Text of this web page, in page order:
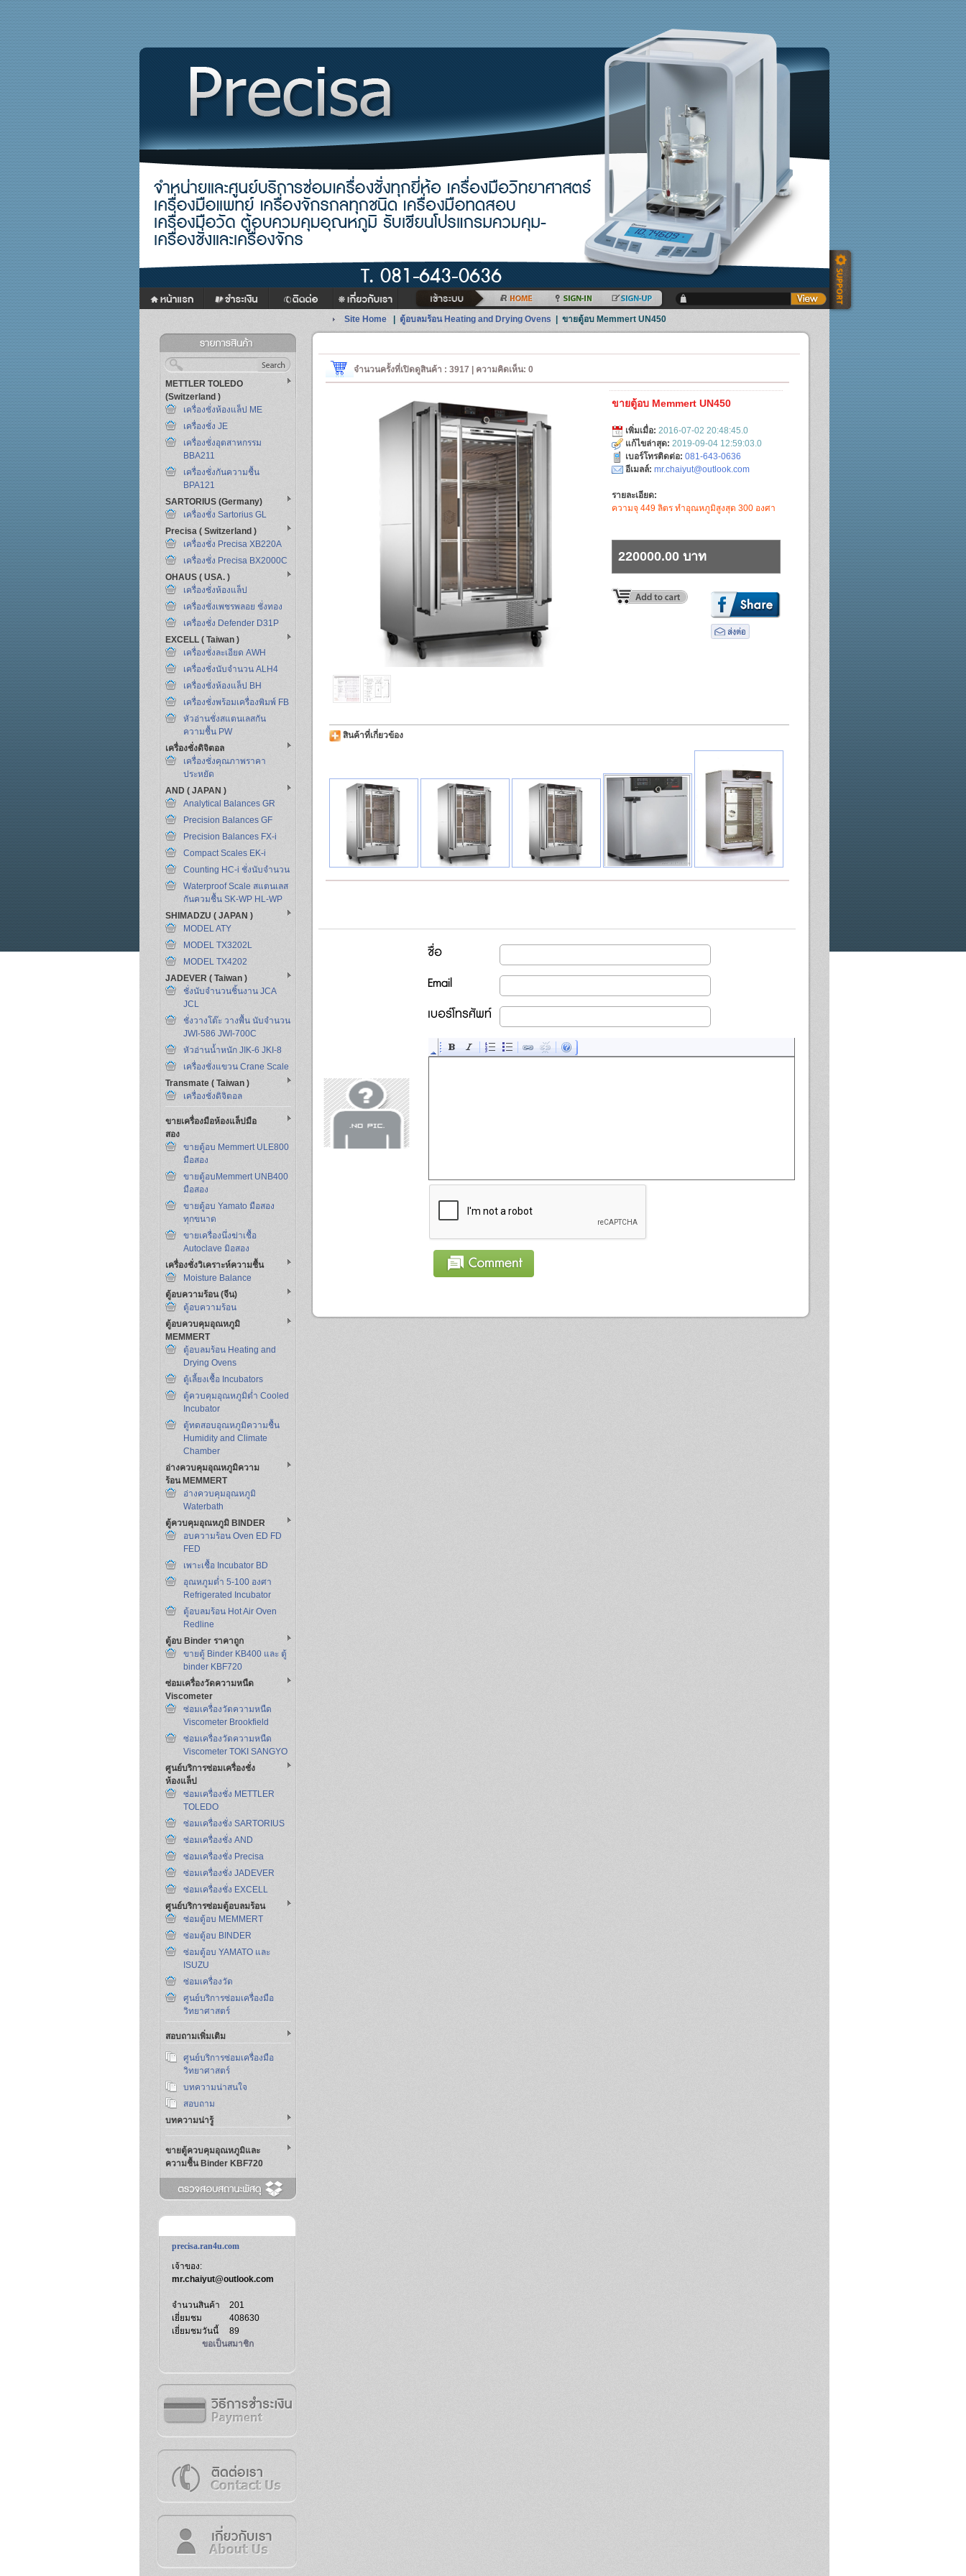
METTLER TOLEDO
(Switzerland )
เครื่องชั่งห้องแล็ป ME
เครื่องชั่ง JE
เครื่องชั่งอุตสาหกรรม
BBA211
เครื่องชั่งกันความชื้น
BPA121
SARTORIUS (Germany)
เครื่องชั่ง Sartorius GL
Precisa ( Switzerland )
เครื่องชั่ง Precisa XB220A
เครื่องชั่ง Precisa BX2000C
OHAUS ( USA. )
เครื่องชั่งห้องแล็ป
เครื่องชั่งเพชรพลอย ชั่งทอง
เครื่องชั่ง Defender D31P
EXCELL ( Taiwan )
เครื่องชั่งละเอียด AWH
เครื่องชั่งนับจำนวน ALH4
เครื่องชั่งห้องแล็ป BH
เครื่องชั่งพร้อมเครื่องพิมพ์ FB
หัวอ่านชั่งสแตนเลสกัน
ความชื้น PW
เครื่องชั่งดิจิตอล
เครื่องชั่งคุณภาพราคา
ประหยัด
AND ( JAPAN )
Analytical Balances GR
Precision Balances GF
Precision Balances FX-i
Compact Scales EK-i
Counting HC-i ชั่งนับจำนวน
Waterproof Scale สแตนเลส
กันควมชื้น SK-WP HL-WP
SHIMADZU ( JAPAN )
MODEL ATY
MODEL TX3202L
MODEL TX4202
JADEVER ( Taiwan )
ชั่งนับจำนวนชิ้นงาน JCA
JCL
ชั่งวางโต๊ะ วางพื้น นับจำนวน
JWI-586 JWI-700C
หัวอ่านน้ำหนัก JIK-6 JKI-8
เครื่องชั่งแขวน Crane Scale
Transmate ( Taiwan )
เครื่องชั่งดิจิตอล
ขายเครื่องมือห้องแล็ปมือ
สอง
ขายตู้อบ Memmert ULE800
มือสอง
ขายตู้อบMemmert UNB400
มือสอง
ขายตู้อบ Yamato มือสอง
ทุกขนาด
ขายเครื่องนึ่งฆ่าเชื้อ
Autoclave มิอสอง
เครื่องชั่งวิเคราะห์ความชื้น
Moisture Balance
ตู้อบความร้อน (จีน)
ตู้อบความร้อน
ตู้อบควบคุมอุณหภูมิ
MEMMERT
ตู้อบลมร้อน Heating and
Drying Ovens
ตู้เลี้ยงเชื้อ Incubators
ตู้ควบคุมอุณหภูมิต่ำ Cooled
Incubator
ตู้ทดสอบอุณหภูมิความชื้น
Humidity and Climate
Chamber
อ่างควบคุมอุณหภูมิความ
ร้อน MEMMERT
อ่างควบคุมอุณหภูมิ
Waterbath
ตู้ควบคุมอุณหภูมิ BINDER
อบความร้อน Oven ED FD
FED
เพาะเชื้อ Incubator BD
อุณหภูมต่ำ 5-100 องศา
Refrigerated Incubator
ตู้อบลมร้อน Hot Air Oven
Redline
ตู้อบ Binder ราคาถูก
ขายตู้ Binder KB400 และ ตู้
binder KBF720
ซ่อมเครื่องวัดความหนืด
Viscometer
ซ่อมเครื่องวัดความหนืด
Viscometer Brookfield
ซ่อมเครื่องวัดความหนืด
Viscometer TOKI SANGYO
ศูนย์บริการซ่อมเครื่องชั่ง
ห้องแล็ป
ซ่อมเครื่องชั่ง METTLER
TOLEDO
ซ่อมเครื่องชั่ง SARTORIUS
ซ่อมเครื่องชั่ง AND
ซ่อมเครื่องชั่ง Precisa
ซ่อมเครื่องชั่ง JADEVER
ซ่อมเครื่องชั่ง EXCELL
ศูนย์บริการซ่อมตู้อบลมร้อน
ซ่อมตู้อบ MEMMERT
ซ่อมตู้อบ BINDER
ซ่อมตู้อบ YAMATO และ
ISUZU
ซ่อมเครื่องวัด
ศูนย์บริการซ่อมเครื่องมือ
วิทยาศาสตร์
สอบถามเพิ่มเติม
ศูนย์บริการซ่อมเครื่องมือ
วิทยาศาสตร์
บทความน่าสนใจ
สอบถาม
บทความน่ารู้
ขายตู้ควบคุมอุณหภูมิและ
ความชื้น Binder KBF720
precisa.ran4u.com
เจ้าของ:
mr.chaiyut@outlook.com
จำนวนสินค้า
201
เยี่ยมชม
408630
เยี่ยมชมวันนี้
89
ขอเป็นสมาชิก
Site Home| ตู้อบลมร้อน Heating and Drying Ovens ขายตู้อบ Memmert UN450
จำนวนครั้งที่เปิดดูสินค้า : 3917 | ความคิดเห็น: 0
ขายตู้อบ Memmert UN450
เพิ่มเมื่อ: 2016-07-02 20:48:45.0
แก้ไขล่าสุด: 2019-09-04 12:59:03.0
เบอร์โทรติดต่อ: 081-643-0636
อีเมลล์: mr.chaiyut@outlook.com
รายละเอียด:
ความจุ 449 ลิตร ทำอุณหภูมิสูงสุด 300 องศา
220000.00 บาท
สินค้าที่เกี่ยวข้อง
ชื่อ
Email
เบอร์โทรศัพท์